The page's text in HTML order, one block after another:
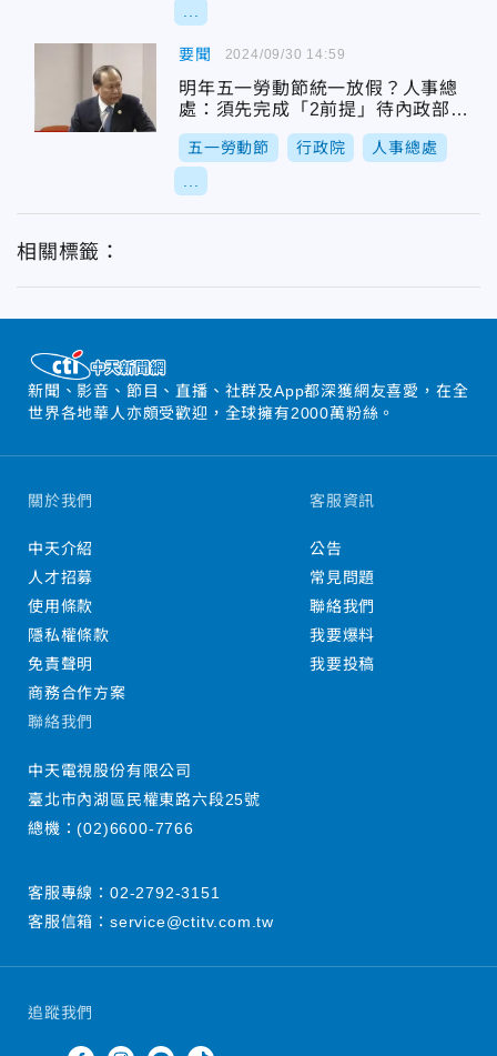
要聞
明年五一勞動節統一放假？人事總
處：須先完成「2前提」待內政部評
估
五一勞動節 行政院 人事總處
2024/09/30 14:59
相關標籤：
新聞、影音、節目、直播、社群及App都深獲網友喜愛，在全
世界各地華人亦頗受歡迎，全球擁有2000萬粉絲。
追蹤我們
關於我們
中天介紹
人才招募
使用條款
隱私權條款
免責聲明
商務合作方案
客服資訊
公告
常見問題
聯絡我們
我要爆料
我要投稿
聯絡我們
中天電視股份有限公司
臺北市內湖區民權東路六段25號
總機：(02)6600-7766
客服專線： 02-2792-3151
客服信箱： service@ctitv.com.tw